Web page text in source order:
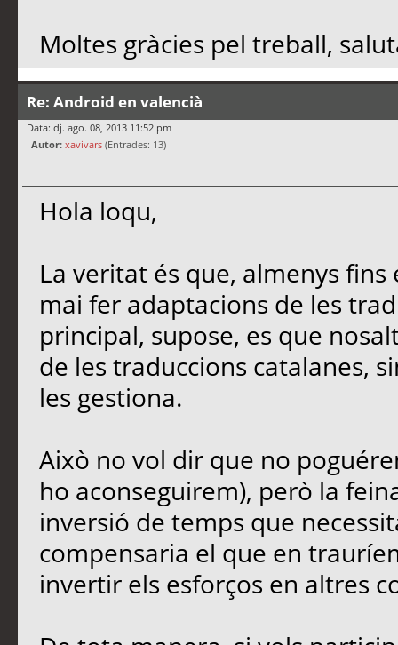
Moltes gràcies pel treball,
Re: Android en valencià
Data: dj. ago. 08, 2013 11:52 pm
Autor: xavivars (Entrades: 13)
Hola loqu,
La veritat és que, almenys
mai fer adaptacions de les
principal, supose, es que
de les traduccions catalanes,
les gestiona.
Això no vol dir que no
ho aconseguirem), però la
inversió de temps que
compensaria el que en
invertir els esforços en altres